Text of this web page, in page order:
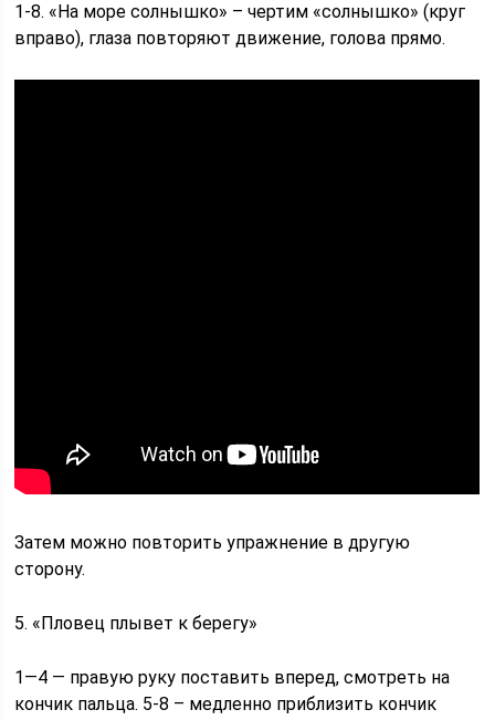
1-8. «На море солнышко» – чертим «солнышко» (круг
вправо), глаза повторяют движение, голова прямо.
Затем можно повторить упражнение в другую
сторону.
5. «Пловец плывет к берегу»
1—4 — правую руку поставить вперед, смотреть на
кончик пальца. 5-8 – медленно приблизить кончик